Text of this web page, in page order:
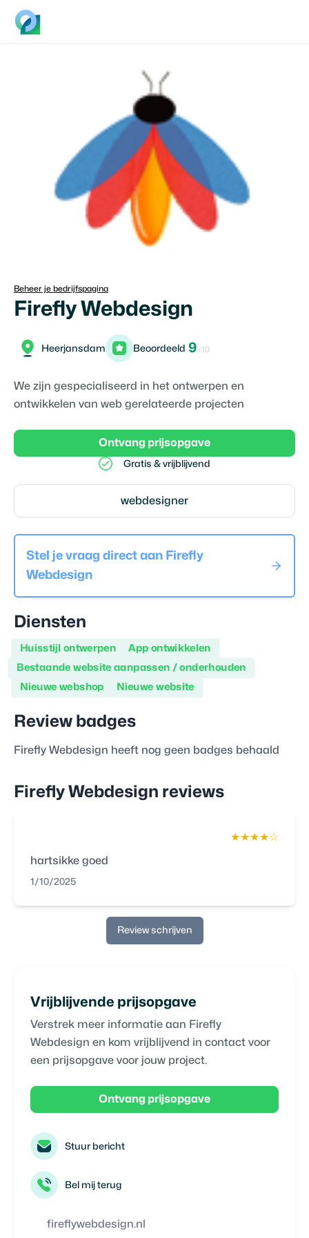
Beheer je bedrijfspagina
Firefly Webdesign
Heerjansdam Beoordeeld 9/10
We zijn gespecialiseerd in het ontwerpen en
ontwikkelen van web gerelateerde projecten
Ontvang prijsopgave
Gratis & vrijblijvend
webdesigner
Stel je vraag direct aan Firefly
Webdesign
Diensten
Huisstijl ontwerpen App ontwikkelen
Bestaande website aanpassen / onderhouden
Nieuwe webshop Nieuwe website
Review badges
Firefly Webdesign heeft nog geen badges behaald
Firefly Webdesign reviews
★★★★☆
hartsikke goed
1/10/2025
Review schrijven
Vrijblijvende prijsopgave
Verstrek meer informatie aan Firefly
Webdesign en kom vrijblijvend in contact voor
een prijsopgave voor jouw project.
Ontvang prijsopgave
Stuur bericht
Bel mij terug
fireflywebdesign.nl